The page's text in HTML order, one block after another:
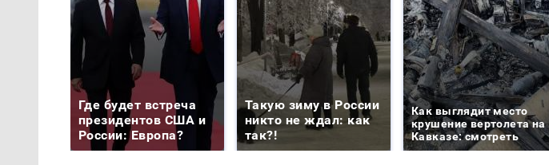
Где будет встреча
президентов США и
России: Европа?
Такую зиму в России
никто не ждал: как
так?!
Как выглядит место
крушение вертолета на
Кавказе: смотреть